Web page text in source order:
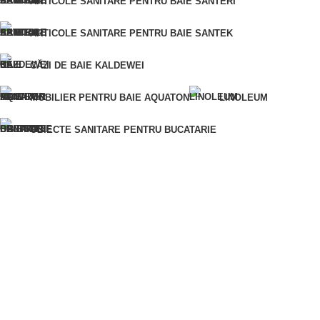
ARTICOLE SANITARE PENTRU BAIE SANTEK
CĂZI DE BAIE KALDEWEI
MOBILIER PENTRU BAIE AQUATON LINOLEUM
OBIECTE SANITARE PENTRU BUCATARIE
dumneavoastră de telefon și vă vom contacta pentru a clarifica
detaliile comenzii.